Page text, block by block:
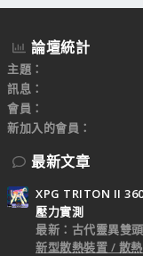
論壇統計
主題
訊息
會員
新加入的會員
最新文章
XPG TRITON II
壓力實測
最新：古代靈異雙
新型散熱裝置 / 散